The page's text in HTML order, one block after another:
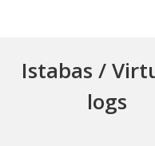
Istabas /
logs